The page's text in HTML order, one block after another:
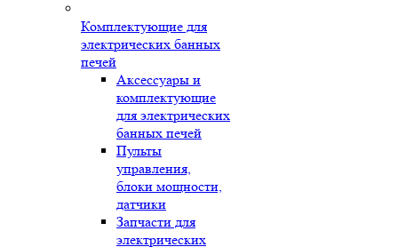
Комплектующие для
электрических банных
печей
Аксессуары и
комплектующие
для электрических
банных печей
Пульты
управления,
блоки мощности,
датчики
Запчасти для
электрических